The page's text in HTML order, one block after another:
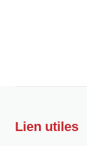
Lien utiles